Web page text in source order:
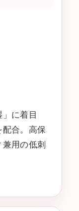
に着目
配合。高保
用の低刺